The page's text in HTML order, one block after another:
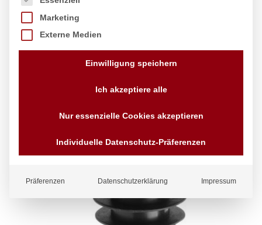
Marketing
Externe Medien
Einwilligung speichern
Ich akzeptiere alle
Nur essenzielle Cookies akzeptieren
Individuelle Datenschutz-Präferenzen
Präferenzen Datenschutzerklärung Impressum